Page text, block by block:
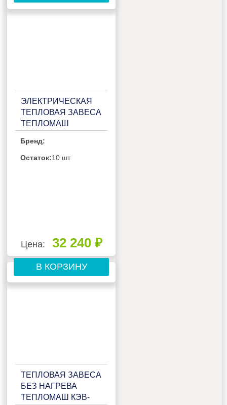
ЭЛЕКТРИЧЕСКАЯ
ТЕПЛОВАЯ ЗАВЕСА
ТЕПЛОМАШ
Бренд:
Остаток:10 шт
Цена: 32 240 ₽
В КОРЗИНУ
ТЕПЛОВАЯ ЗАВЕСА
БЕЗ НАГРЕВА
ТЕПЛОМАШ КЭВ-